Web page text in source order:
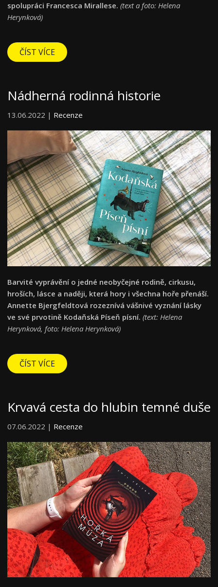
spolupráci Francesca Mirallese. (text a foto: Helena
Herynková)
ČÍST VÍCE
Nádherná rodinná historie
13.06.2022 | Recenze
Barvité vyprávění o jedné neobyčejné rodině, cirkusu,
hroších, lásce a naději, která hory i všechna hoře přenáší.
Annette Bjergfeldtová rozeznívá vášnivé vyznání lásky
ve své prvotině Kodaňská Píseň písní. (text: Helena
Herynková, foto: Helena Herynková)
ČÍST VÍCE
Krvavá cesta do hlubin temné duše
07.06.2022 | Recenze